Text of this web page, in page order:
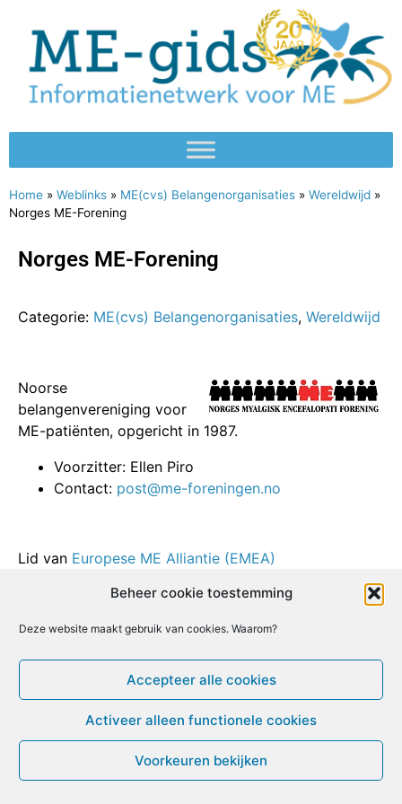
Beheer cookie toestemming
Deze website maakt gebruik van cookies. Waarom?
Accepteer alle cookies
Activeer alleen functionele cookies
Voorkeuren bekijken
Home » Weblinks » ME(cvs) Belangenorganisaties » Wereldwijd »
Norges ME-Forening
Norges ME-Forening
Categorie: ME(cvs) Belangenorganisaties, Wereldwijd
Noorse
belangenvereniging voor
ME-patiënten, opgericht in 1987.
Voorzitter: Ellen Piro
Contact: post@me-foreningen.no
Lid van Europese ME Alliantie (EMEA)
EmailPrint LinkedIn
[ Bezoek deze website ]
© ME-gids.net 2005 – 2026 Migratie/Update website
Dirk Ghijs